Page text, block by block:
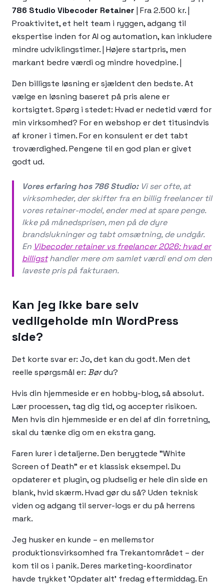
786 Studio Vibecoder Retainer | Fra 2.500 kr. |
Proaktivitet, et helt team i ryggen, adgang til
ekspertise inden for AI og automation, kan inkludere
mindre udviklingstimer. | Højere startpris, men
markant bedre værdi og mindre hovedpine. |
Den billigste løsning er sjældent den bedste. At
vælge en løsning baseret på pris alene er
kortsigtet. Spørg i stedet: Hvad er nedetid værd for
min virksomhed? For en webshop er det titusindvis
af kroner i timen. For en konsulent er det tabt
troværdighed. Pengene til en god plan er givet
godt ud.
Vores erfaring hos 786 Studio:Vi ser ofte, at
virksomheder, der skifter fra en billig freelancer til
vores retainer-model, ender med at spare penge.
Ikke på månedsprisen, men på de dyre
brandslukninger og tabt omsætning, de undgår.
En Vibecoder retainer vs freelancer 2026: hvad er
billigsthandler mere om samlet værdi end om den
laveste pris på fakturaen.
Kan jeg ikke bare selv
vedligeholde min WordPress
side?
Det korte svar er: Jo, det kan du godt. Men det
reelle spørgsmål er: Børdu?
Hvis din hjemmeside er en hobby-blog, så absolut.
Lær processen, tag dig tid, og accepter risikoen.
Men hvis din hjemmeside er en del af din forretning,
skal du tænke dig om en ekstra gang.
Faren lurer i detaljerne. Den berygtede "White
Screen of Death" er et klassisk eksempel. Du
opdaterer et plugin, og pludselig er hele din side en
blank, hvid skærm. Hvad gør du så? Uden teknisk
viden og adgang til server-logs er du på herrens
mark.
Jeg husker en kunde – en mellemstor
produktionsvirksomhed fra Trekantområdet – der
kom til os i panik. Deres marketing-koordinator
havde trykket 'Opdater alt' fredag eftermiddag. En